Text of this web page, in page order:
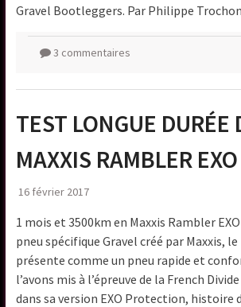
Gravel Bootleggers. Par Philippe
3 commentaires
TEST LONGUE DURÉE
MAXXIS RAMBLER
16 février 2017
1 mois et 3500km en Maxxis Rambler
pneu spécifique Gravel créé par Maxxis,
présente comme un pneu rapide et
l’avons mis à l’épreuve de la French
dans sa version EXO Protection, histoire